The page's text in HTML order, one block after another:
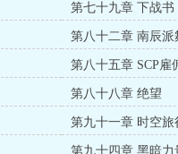
第七十九章 下战书
第八十二章 南辰
第八十五章 SCP雇
第八十八章 绝望
第九十一章 时空旅
第九十四章 黑暗力